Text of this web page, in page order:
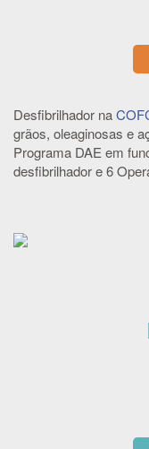
Desfibrilhador na
grãos, oleaginosas e
Programa DAE em
desfibrilhador e 6